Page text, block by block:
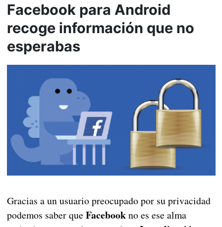
Facebook para Android
recoge información que no
esperabas
Gracias a un usuario preocupado por su privacidad
podemos saber que Facebookno es ese alma